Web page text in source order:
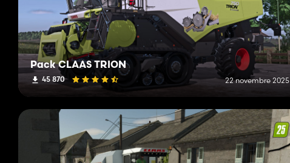
Pack CLAAS TRION
45 870 22 novembre 2025